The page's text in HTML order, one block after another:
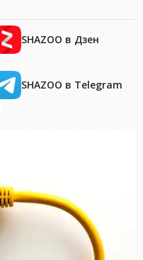
SHAZOO в Дзен
SHAZOO в Telegram